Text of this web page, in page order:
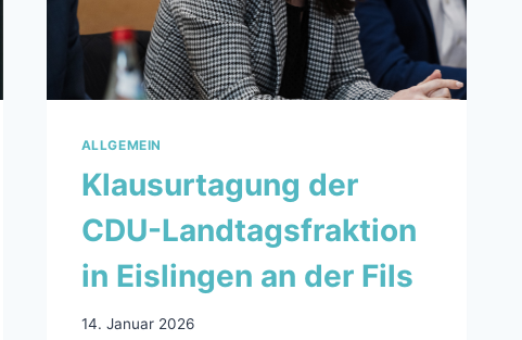
ALLGEMEIN
Klausurtagung der
CDU-Landtagsfraktion
in Eislingen an der Fils
14. Januar 2026